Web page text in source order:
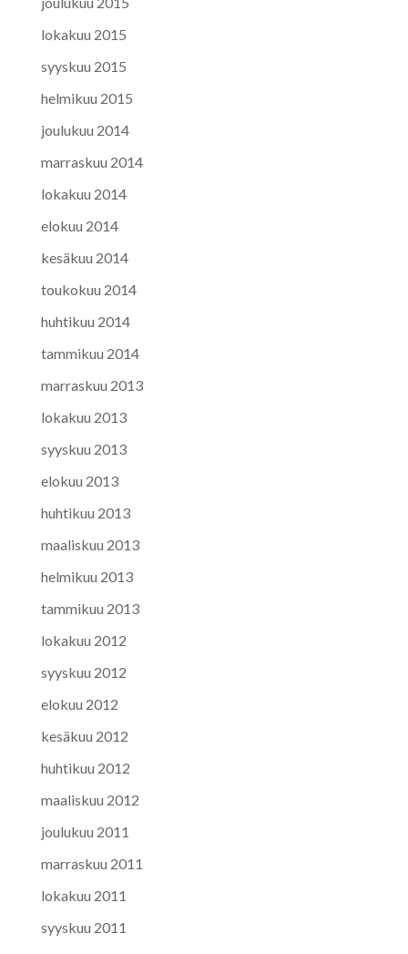
lokakuu 2015
syyskuu 2015
helmikuu 2015
joulukuu 2014
marraskuu 2014
lokakuu 2014
elokuu 2014
kesäkuu 2014
toukokuu 2014
huhtikuu 2014
tammikuu 2014
marraskuu 2013
lokakuu 2013
syyskuu 2013
elokuu 2013
huhtikuu 2013
maaliskuu 2013
helmikuu 2013
tammikuu 2013
lokakuu 2012
syyskuu 2012
elokuu 2012
kesäkuu 2012
huhtikuu 2012
maaliskuu 2012
joulukuu 2011
marraskuu 2011
lokakuu 2011
syyskuu 2011